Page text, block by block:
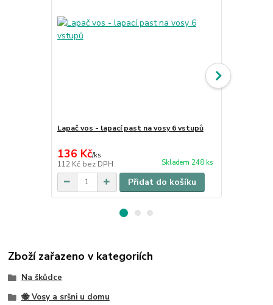
Lapač vos - lapací past na vosy 6 vstupů
136 Kč/ks
112 Kč bez DPH Skladem 248 ks
Přidat do košíku
Zboží zařazeno v kategoriích
Na škůdce
🐝 Vosy a sršni u domu